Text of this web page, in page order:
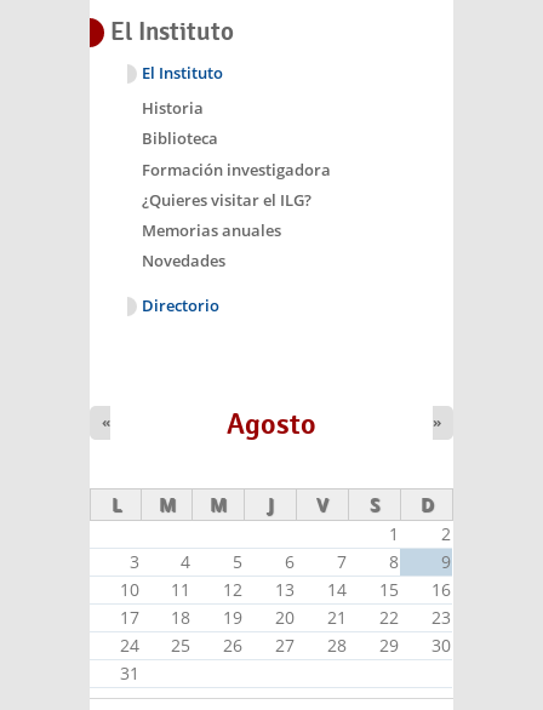
El Instituto
El Instituto
Historia
Biblioteca
Formación investigadora
¿Quieres visitar el ILG?
Memorias anuales
Novedades
Directorio
Agosto
« »
L M M J V S D
1
2
3
4 5 6 7 8
9
10
11 12 13 14 15
16
17
18 19 20 21 22
23
24
25 26 27 28 29
30
31